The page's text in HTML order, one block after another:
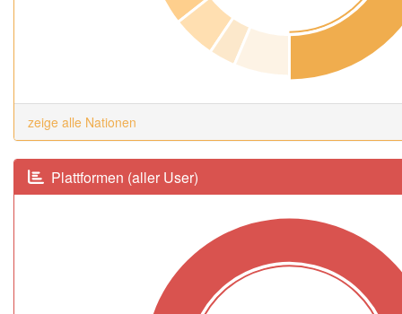
zeige alle Nationen
Plattformen (aller User)